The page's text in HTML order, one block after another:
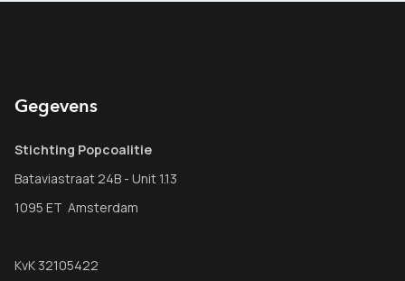
Gegevens
Stichting Popcoalitie
Bataviastraat 24B - Unit 1.13
1095 ET Amsterdam
KvK 32105422